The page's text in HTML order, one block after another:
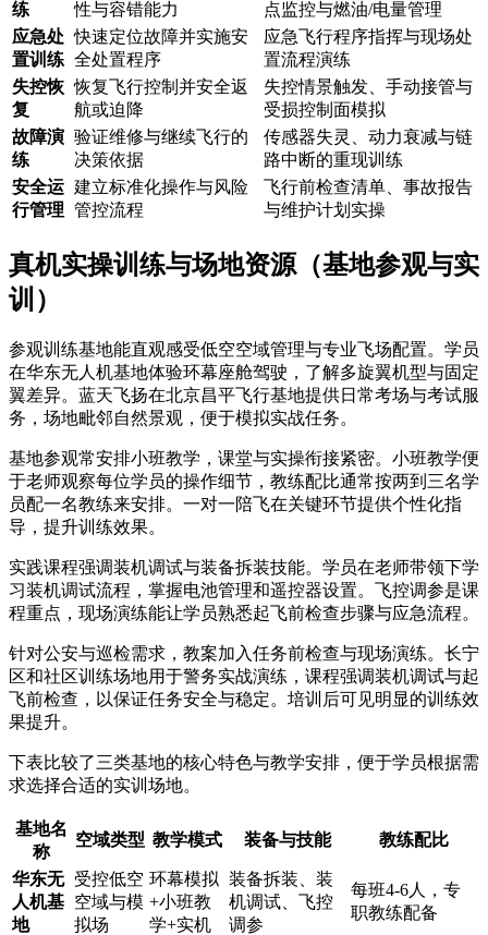
练 性与容错能力
点监控与燃油/电量管理
应急处
置训练
快速定位故障并实施安
全处置程序
应急飞行程序指挥与现场处
置流程演练
失控恢
复
恢复飞行控制并安全返
航或迫降
失控情景触发、手动接管与
受损控制面模拟
故障演
练
验证维修与继续飞行的
决策依据
传感器失灵、动力衰减与链
路中断的重现训练
安全运
行管理
建立标准化操作与风险
管控流程
飞行前检查清单、事故报告
与维护计划实操
真机实操训练与场地资源（基地参观与实
训）
参观训练基地能直观感受低空空域管理与专业飞场配置。学员
在华东无人机基地体验环幕座舱驾驶，了解多旋翼机型与固定
翼差异。蓝天飞扬在北京昌平飞行基地提供日常考场与考试服
务，场地毗邻自然景观，便于模拟实战任务。
基地参观常安排小班教学，课堂与实操衔接紧密。小班教学便
于老师观察每位学员的操作细节，教练配比通常按两到三名学
员配一名教练来安排。一对一陪飞在关键环节提供个性化指
导，提升训练效果。
实践课程强调装机调试与装备拆装技能。学员在老师带领下学
习装机调试流程，掌握电池管理和遥控器设置。飞控调参是课
程重点，现场演练能让学员熟悉起飞前检查步骤与应急流程。
针对公安与巡检需求，教案加入任务前检查与现场演练。长宁
区和社区训练场地用于警务实战演练，课程强调装机调试与起
飞前检查，以保证任务安全与稳定。培训后可见明显的训练效
果提升。
下表比较了三类基地的核心特色与教学安排，便于学员根据需
求选择合适的实训场地。
基地名
称
空域类型 教学模式 装备与技能 教练配比
华东无
人机基
地
受控低空
空域与模
拟场
环幕模拟
+小班教
学+实机
装备拆装、装
机调试、飞控
调参
每班4-6人，专
职教练配备